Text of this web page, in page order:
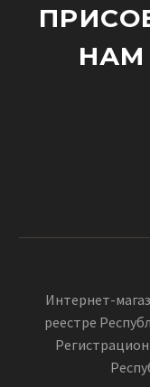
НАМ
Интернет-
реестре